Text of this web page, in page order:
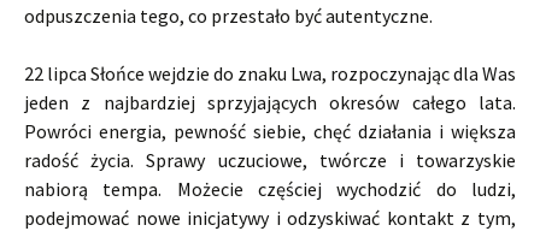
odpuszczenia tego, co przestało być autentyczne.
22 lipca Słońce wejdzie do znaku Lwa, rozpoczynając dla Was
jeden z najbardziej sprzyjających okresów całego lata.
Powróci energia, pewność siebie, chęć działania i większa
radość życia. Sprawy uczuciowe, twórcze i towarzyskie
nabiorą tempa. Możecie częściej wychodzić do ludzi,
podejmować nowe inicjatywy i odzyskiwać kontakt z tym,